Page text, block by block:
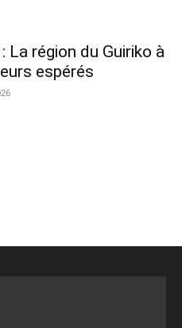
La région du Guiriko à
espérés